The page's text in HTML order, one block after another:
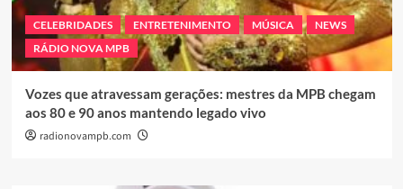
CELEBRIDADES ENTRETENIMENTO MÚSICA
NEWS
RÁDIO NOVA MPB
Vozes que atravessam gerações: mestres da MPB chegam
aos 80 e 90 anos mantendo legado vivo
radionovampb.com